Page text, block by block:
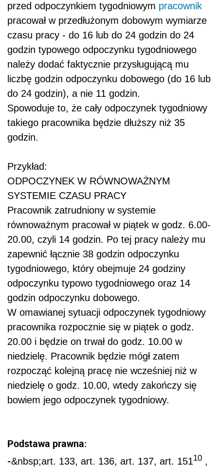
przed odpoczynkiem tygodniowym pracownik
pracował w przedłużonym dobowym wymiarze
czasu pracy - do 16 lub do 24 godzin do 24
godzin typowego odpoczynku tygodniowego
należy dodać faktycznie przysługującą mu
liczbę godzin odpoczynku dobowego (do 16 lub
do 24 godzin), a nie 11 godzin.
Spowoduje to, że cały odpoczynek tygodniowy
takiego pracownika będzie dłuższy niż 35
godzin.
Przykład:
ODPOCZYNEK W RÓWNOWAŻNYM
SYSTEMIE CZASU PRACY
Pracownik zatrudniony w systemie
równoważnym pracował w piątek w godz. 6.00-
20.00, czyli 14 godzin. Po tej pracy należy mu
zapewnić łącznie 38 godzin odpoczynku
tygodniowego, który obejmuje 24 godziny
odpoczynku typowo tygodniowego oraz 14
godzin odpoczynku dobowego.
W omawianej sytuacji odpoczynek tygodniowy
pracownika rozpocznie się w piątek o godz.
20.00 i będzie on trwał do godz. 10.00 w
niedzielę. Pracownik będzie mógł zatem
rozpocząć kolejną pracę nie wcześniej niż w
niedzielę o godz. 10.00, wtedy zakończy się
bowiem jego odpoczynek tygodniowy.
Podstawa prawna:
-&nbsp;art. 133, art. 136, art. 137, art. 15110 ,